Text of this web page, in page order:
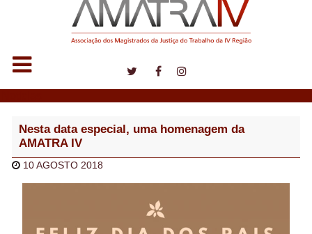
Nesta data especial, uma homenagem da
AMATRA IV
10 AGOSTO 2018